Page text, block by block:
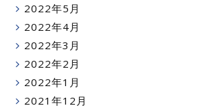
2022年5月
2022年4月
2022年3月
2022年2月
2022年1月
2021年12月